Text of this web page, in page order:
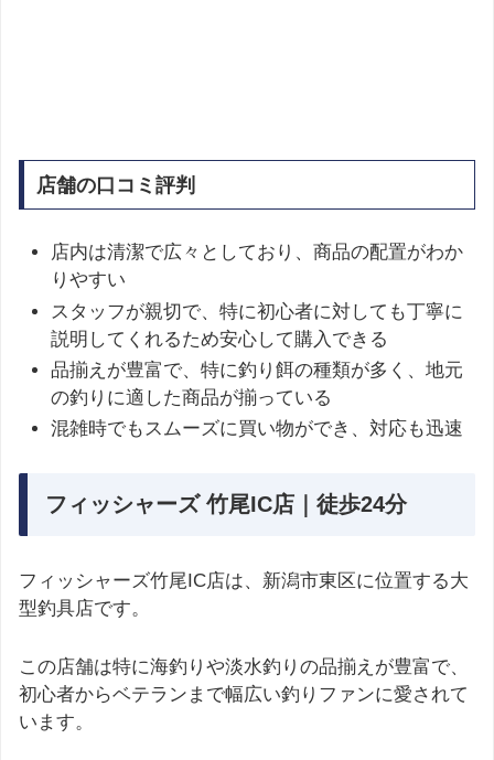
店舗の口コミ評判
店内は清潔で広々としており、商品の配置がわか
りやすい
スタッフが親切で、特に初心者に対しても丁寧に
説明してくれるため安心して購入できる
品揃えが豊富で、特に釣り餌の種類が多く、地元
の釣りに適した商品が揃っている
混雑時でもスムーズに買い物ができ、対応も迅速
フィッシャーズ 竹尾IC店｜徒歩24分
フィッシャーズ竹尾IC店は、新潟市東区に位置する大
型釣具店です。
この店舗は特に海釣りや淡水釣りの品揃えが豊富で、
初心者からベテランまで幅広い釣りファンに愛されて
います。